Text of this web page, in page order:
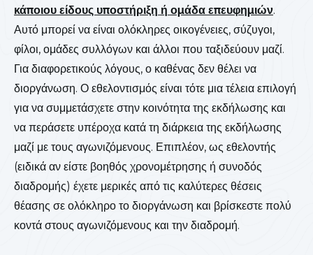
κάποιου είδους υποστήριξη ή ομάδα επευφημιών.
Αυτό μπορεί να είναι ολόκληρες οικογένειες, σύζυγοι,
φίλοι, ομάδες συλλόγων και άλλοι που ταξιδεύουν μαζί.
Για διαφορετικούς λόγους, ο καθένας δεν θέλει να
διοργάνωση. Ο εθελοντισμός είναι τότε μια τέλεια επιλογή
για να συμμετάσχετε στην κοινότητα της εκδήλωσης και
να περάσετε υπέροχα κατά τη διάρκεια της εκδήλωσης
μαζί με τους αγωνιζόμενους. Επιπλέον, ως εθελοντής
(ειδικά αν είστε βοηθός χρονομέτρησης ή συνοδός
διαδρομής) έχετε μερικές από τις καλύτερες θέσεις
θέασης σε ολόκληρο το διοργάνωση και βρίσκεστε πολύ
κοντά στους αγωνιζόμενους και την διαδρομή.